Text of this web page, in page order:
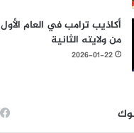
أكاذيب ترامب في العام الأول
من ولايته الثانية
2026-01-22